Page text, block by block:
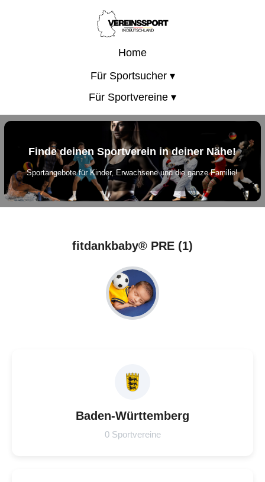
Home
Für Sportsucher ▾
Für Sportvereine ▾
Finde deinen Sportverein in deiner Nähe!
Sportangebote für Kinder, Erwachsene und die ganze Familie!
fitdankbaby® PRE (1)
Baden-Württemberg
0 Sportvereine